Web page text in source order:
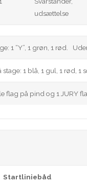
udsættelse
1 “Y”, 1 grøn, 1 rød.
1 blå, 1 gul, 1 rød, 1
på pind og 1 JURY
Startliniebåd